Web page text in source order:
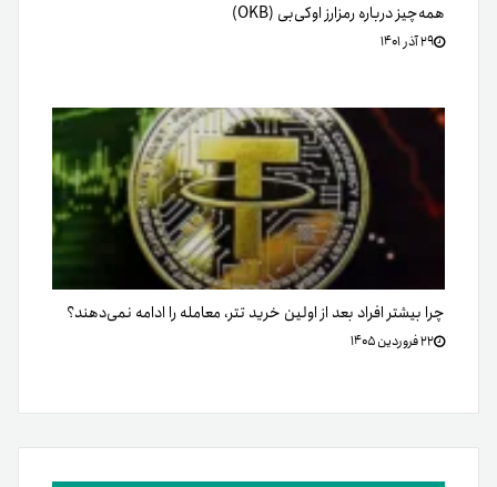
همه‌چیز درباره رمزارز او‌کی‌بی (OKB)
۲۹ آذر ۱۴۰۱
چرا بیشتر افراد بعد از اولین خرید تتر، معامله را ادامه نمی‌دهند؟
۲۲ فروردین ۱۴۰۵